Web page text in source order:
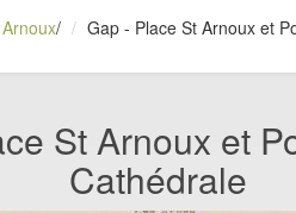
/ Gap - Place St Arnoux et
St Arnoux et
Cathédrale